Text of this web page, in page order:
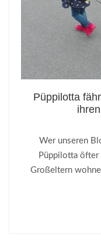
Püppilotta
Wer unseren
Püppilotta öfter
Großeltern